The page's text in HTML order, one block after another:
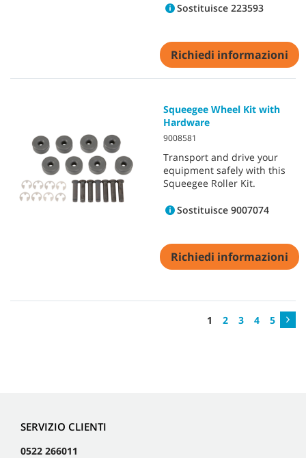
Sostituisce 223593
Richiedi informazioni
Squeegee Wheel Kit with
Hardware
9008581
Transport and drive your
equipment safely with this
Squeegee Roller Kit.
Sostituisce 9007074
Richiedi informazioni
1 2 3 4 5
SERVIZIO CLIENTI
0522 266011